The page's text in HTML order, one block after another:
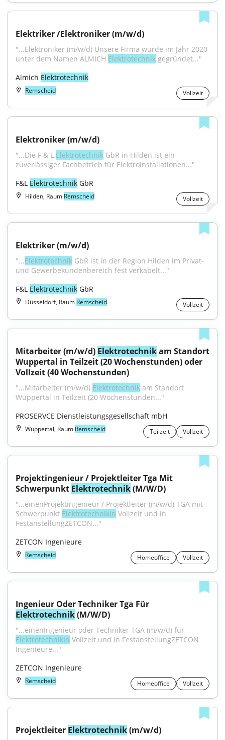
Elektriker /Elektroniker (m/w/d)
"...Elektroniker (m/w/d) Unsere Firma wurde im Jahr 2020
unter dem Namen ALMICH Elektrotechnik gegründet..."
Almich Elektrotechnik
Remscheid Vollzeit
Elektroniker (m/w/d)
"...Die F & L Elektrotechnik GbR in Hilden ist ein
zuverlässiger Fachbetrieb für Elektroinstallationen..."
F&L Elektrotechnik GbR
Hilden, Raum Remscheid Vollzeit
Elektriker (m/w/d)
"...Elektrotechnik GbR ist in der Region Hilden im Privat-
und Gewerbekundenbereich fest verkabelt..."
F&L Elektrotechnik GbR
Düsseldorf, Raum Remscheid Vollzeit
Mitarbeiter (m/w/d) Elektrotechnik am Standort
Wuppertal in Teilzeit (20 Wochenstunden) oder
Vollzeit (40 Wochenstunden)
"...Mitarbeiter (m/w/d) Elektrotechnik am Standort
Wuppertal in Teilzeit (20 Wochenstunden..."
PROSERVCE Dienstleistungsgesellschaft mbH
Wuppertal, Raum Remscheid Teilzeit Vollzeit
Projektingenieur / Projektleiter Tga Mit
Schwerpunkt Elektrotechnik (M/W/D)
"...einenProjektingenieur / Projektleiter (m/w/d) TGA mit
Schwerpunkt ElektrotechnikIn Vollzeit und in
FestanstellungZETCON..."
ZETCON Ingenieure
Remscheid Homeoffice Vollzeit
Elektrotechnik (M/W/D)
ElektrotechnikIn Vollzeit und in FestanstellungZETCON
Ingenieure..."
ZETCON Ingenieure
Remscheid Homeoffice Vollzeit
Projektleiter Elektrotechnik (m/w/d)